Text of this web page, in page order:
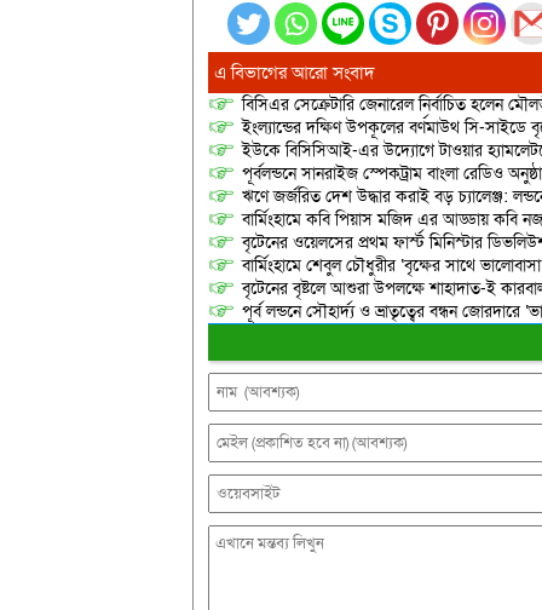
এ বিভাগের আরো সংবাদ
বিসিএর সেক্রেটারি জেনারেল নির্বাচিত হলেন
ইংল্যান্ডের দক্ষিণ উপকূলের বর্ণমাউথ সি-সাইডে
ইউকে বিসিসিআই-এর উদ্যোগে টাওয়ার
পূর্বলন্ডনে সানরাইজ স্পেকট্রাম বাংলা রেডিও
​ঋণে জর্জরিত দেশ উদ্ধার করাই বড় চ্যালেঞ্জ:
বার্মিংহামে কবি পিয়াস মজিদ এর আড্ডায় কবি
বৃটেনের ওয়েলসের প্রথম ফার্স্ট মিনিস্টার
বার্মিংহামে শেবুল চৌধুরীর ‘বৃক্ষের সাথে
বৃটেনের বৃষ্টলে আশুরা উপলক্ষে শাহাদাত-ই
পূর্ব লন্ডনে সৌহার্দ্য ও ভ্রাতৃত্বের বন্ধন জোরদারে